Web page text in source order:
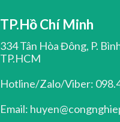
TP.Hồ Chí Minh
334 Tân Hòa Đông, P.
TP.HCM
Hotline/Zalo/Viber:
Email: